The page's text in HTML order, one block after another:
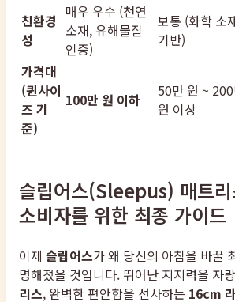
친환경
성
매우 우수 (천연
소재, 유해물질
인증)
보통 (화학 소
기반)
가격대
(퀸사이
즈 기
준)
100만 원 이하
50만 원 ~
원 이상
슬립어스(Sleepus) 매트
소비자를 위한 최종 가이드
이제 슬립어스가 왜 당신의 아침을 바꿀
명해졌을 것입니다. 뛰어난 지지력을 자
리스, 완벽한 편안함을 선사하는 16cm